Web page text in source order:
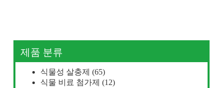
제품 분류
식물성 살충제 (65)
식물 비료 첨가제 (12)